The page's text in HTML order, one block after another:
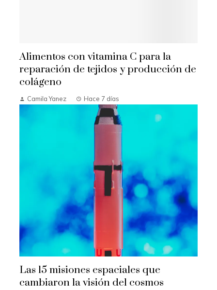
Alimentos con vitamina C para la
reparación de tejidos y producción de
colágeno
Camila Yanez Hace 7 días
Las 15 misiones espaciales que
cambiaron la visión del cosmos